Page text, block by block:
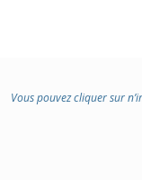
Vous pouvez cliquer sur